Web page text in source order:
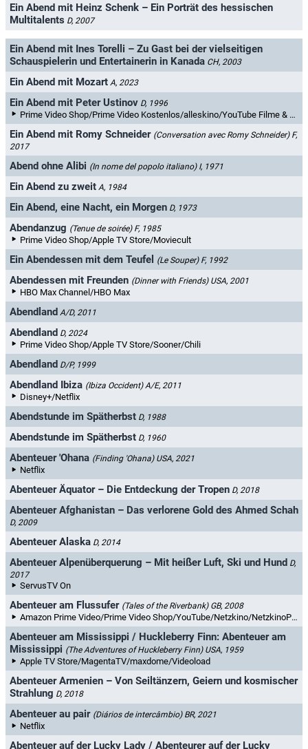
Ein Abend mit Heinz Schenk – Ein Porträt des hessischen
Multitalents D, 2007
Ein Abend mit Ines Torelli – Zu Gast bei der vielseitigen
Schauspielerin und Entertainerin in Kanada CH, 2003
Ein Abend mit Mozart A, 2023
Ein Abend mit Peter Ustinov D, 1996
Prime Video Shop/Prime Video Kostenlos/alleskino/YouTube Filme & TV
Ein Abend mit Romy Schneider (Conversation avec Romy Schneider) F,
2017
Abend ohne Alibi (In nome del popolo italiano) I, 1971
Ein Abend zu zweit A, 1984
Ein Abend, eine Nacht, ein Morgen D, 1973
Abendanzug (Tenue de soirée) F, 1985
Prime Video Shop/Apple TV Store/Moviecult
Ein Abendessen mit dem Teufel (Le Souper) F, 1992
Abendessen mit Freunden (Dinner with Friends) USA, 2001
HBO Max Channel/HBO Max
Abendland A/D, 2011
Abendland D, 2024
Prime Video Shop/Apple TV Store/Sooner/Chili
Abendland D/P, 1999
Abendland Ibiza (Ibiza Occident) A/E, 2011
Disney+/Netflix
Abendstunde im Spätherbst D, 1988
Abendstunde im Spätherbst D, 1960
Abenteuer 'Ohana (Finding 'Ohana) USA, 2021
Netflix
Abenteuer Äquator – Die Entdeckung der Tropen D, 2018
Abenteuer Afghanistan – Das verlorene Gold des Ahmed Schah
D, 2009
Abenteuer Alaska D, 2014
Abenteuer Alpenüberquerung – Mit heißer Luft, Ski und Hund D,
2017
ServusTV On
Abenteuer am Flussufer (Tales of the Riverbank) GB, 2008
Amazon Prime Video/Prime Video Shop/YouTube/Netzkino/NetzkinoPlus
Abenteuer am Mississippi / Huckleberry Finn: Abenteuer am
Mississippi (The Adventures of Huckleberry Finn) USA, 1959
Apple TV Store/MagentaTV/maxdome/Videoload
Abenteuer Armenien – Von Seiltänzern, Geiern und kosmischer
Strahlung D, 2018
Abenteuer au pair (Diários de intercâmbio) BR, 2021
Netflix
Abenteuer auf der Lucky Lady / Abenteurer auf der Lucky